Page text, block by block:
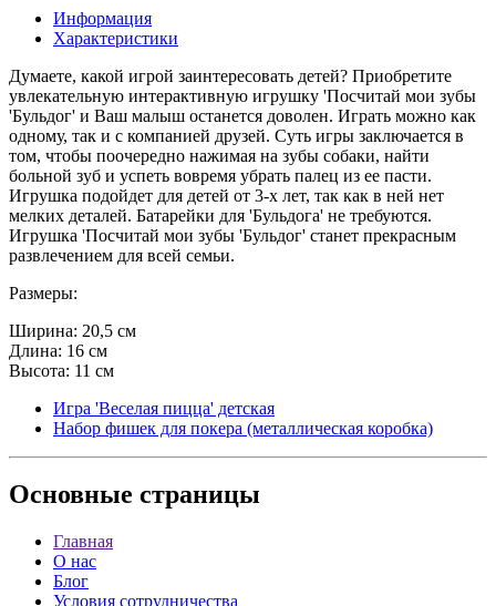
Информация
Характеристики
Думаете, какой игрой заинтересовать детей? Приобретите
увлекательную интерактивную игрушку 'Посчитай мои зубы
'Бульдог' и Ваш малыш останется доволен. Играть можно как
одному, так и с компанией друзей. Суть игры заключается в
том, чтобы поочередно нажимая на зубы собаки, найти
больной зуб и успеть вовремя убрать палец из ее пасти.
Игрушка подойдет для детей от 3-х лет, так как в ней нет
мелких деталей. Батарейки для 'Бульдога' не требуются.
Игрушка 'Посчитай мои зубы 'Бульдог' станет прекрасным
развлечением для всей семьи.
Размеры:
Ширина: 20,5 см
Длина: 16 см
Высота: 11 см
Игра 'Веселая пицца' детская
Набор фишек для покера (металлическая коробка)
Основные страницы
Главная
О нас
Блог
Условия сотрудничества